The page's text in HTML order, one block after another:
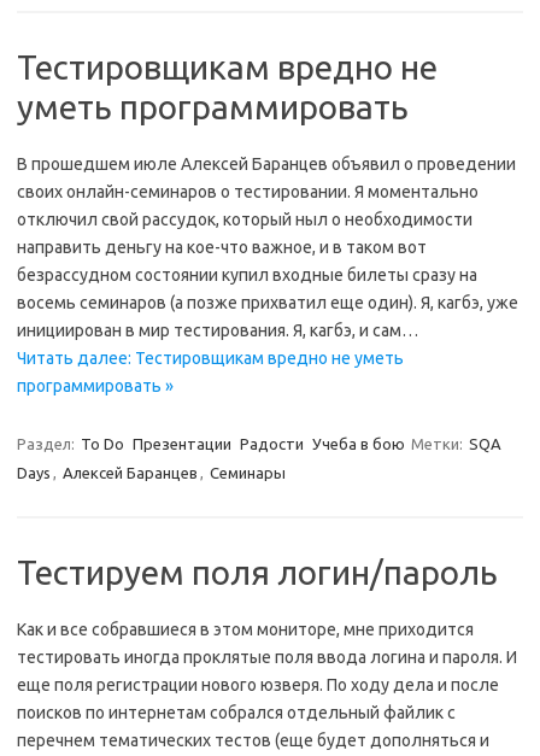
Тестировщикам вредно не
уметь программировать
В прошедшем июле Алексей Баранцев объявил о проведении
своих онлайн-семинаров о тестировании. Я моментально
отключил свой рассудок, который ныл о необходимости
направить деньгу на кое-что важное, и в таком вот
безрассудном состоянии купил входные билеты сразу на
восемь семинаров (а позже прихватил еще один). Я, кагбэ, уже
инициирован в мир тестирования. Я, кагбэ, и сам…
Читать далее: Тестировщикам вредно не уметь
программировать »
Раздел: To Do Презентации Радости Учеба в бою Метки: SQA
Days , Алексей Баранцев , Семинары
Тестируем поля логин/пароль
Как и все собравшиеся в этом мониторе, мне приходится
тестировать иногда проклятые поля ввода логина и пароля. И
еще поля регистрации нового юзверя. По ходу дела и после
поисков по интернетам собрался отдельный файлик с
перечнем тематических тестов (еще будет дополняться и